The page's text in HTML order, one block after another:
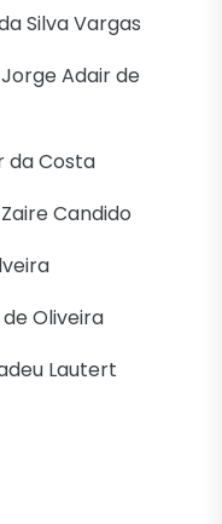
Silva Vargas
Jorge Adair de
da Costa
Zaire Candido
Oliveira
Lautert